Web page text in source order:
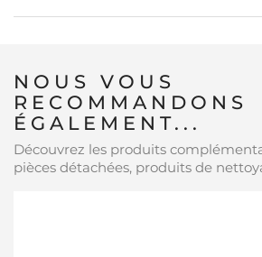
NOUS VOUS
RECOMMANDONS
ÉGALEMENT...
Découvrez les produits
pièces détachées, produits de